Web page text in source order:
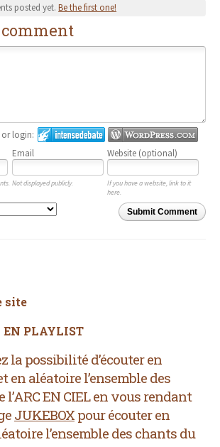
posted yet.Be the first one!
or login:
Email Website (optional)
Not displayed publicly.
If you have a website, link to it
here.
Submit Comment
site
EN PLAYLIST
la possibilité d’écouter en
en aléatoire l’ensemble des
EN CIELen vous rendant
JUKEBOX pour écouter en
l’ensemble des chants du